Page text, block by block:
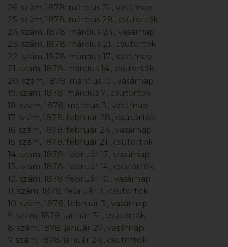
26. szám, 1878. március 31., vasárnap
25. szám, 1878. március 28., csütörtök
24. szám, 1878. március 24., vasárnap
23. szám, 1878. március 21., csütörtök
22. szám, 1878. március 17., vasárnap
21. szám, 1878. március 14., csütörtök
20. szám, 1878. március 10., vasárnap
19. szám, 1878. március 7., csütörtök
18. szám, 1878. március 3., vasárnap
17. szám, 1878. február 28., csütörtök
16. szám, 1878. február 24., vasárnap
15. szám, 1878. február 21., csütörtök
14. szám, 1878. február 17., vasárnap
13. szám, 1878. február 14., csütörtök
12. szám, 1878. február 10., vasárnap
11. szám, 1878. február 7., csütörtök
10. szám, 1878. február 3., vasárnap
9. szám, 1878. január 31., csütörtök
8. szám, 1878. január 27., vasárnap
7. szám, 1878. január 24., csütörtök